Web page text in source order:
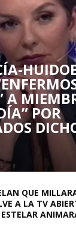
A
POR
QUE
A LA TV
ESTELAR